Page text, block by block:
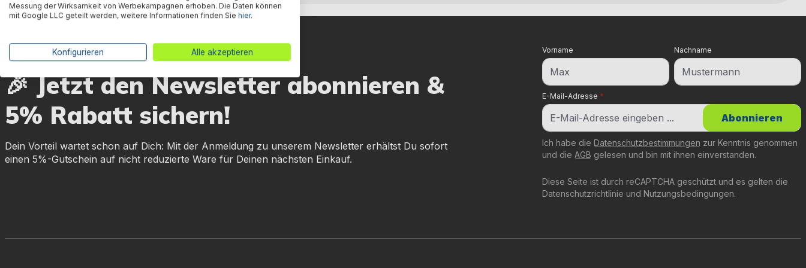
🎉 Jetzt den Newsletter abonnieren &
5% Rabatt sichern!
Dein Vorteil wartet schon auf Dich: Mit der Anmeldung zu unserem Newsletter erhältst Du sofort
einen 5%-Gutschein auf nicht reduzierte Ware für Deinen nächsten Einkauf.
E-Mail-Adresse *
Vorname Nachname
Diese Seite ist durch reCAPTCHA geschützt und es gelten die
Datenschutzrichtlinie und Nutzungsbedingungen.
Ich habe die Datenschutzbestimmungen zur Kenntnis genommen
und die AGB gelesen und bin mit ihnen einverstanden.
Abonnieren
Messung der Wirksamkeit von Werbekampagnen erhoben. Die Daten können
mit Google LLC geteilt werden, weitere Informationen finden Sie hier.
Konfigurieren Alle akzeptieren